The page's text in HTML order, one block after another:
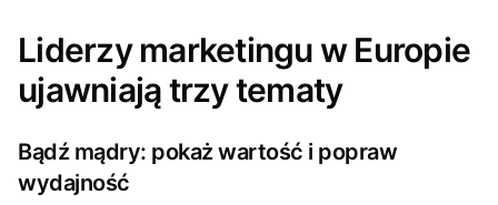
Liderzy marketingu w Europie
ujawniają trzy tematy
Bądź mądry: pokaż wartość i popraw
wydajność